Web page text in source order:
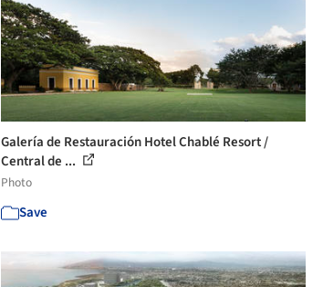
Galería de Restauración Hotel Chablé Resort /
Central de ...
Photo
Save